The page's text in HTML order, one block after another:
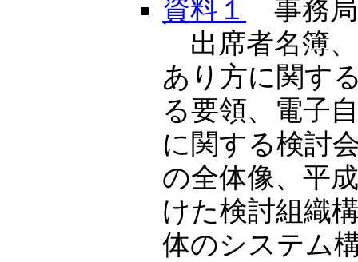
資料１
事務
出席者名簿
あり方に関す
る要領、電子
に関する検討
の全体像、平
けた検討組織
体のシステム